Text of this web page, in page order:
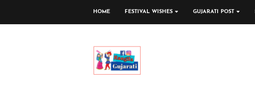
HOME FESTIVAL WISHES GUJARATI POST